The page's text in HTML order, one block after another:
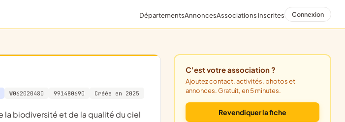
DépartementsAnnoncesAssociations inscrites Connexion
W062020480 991480690 Créée en 2025
C'est votre association ?
Ajoutez contact, activités, photos et
annonces. Gratuit, en 5 minutes.
Revendiquer la fiche